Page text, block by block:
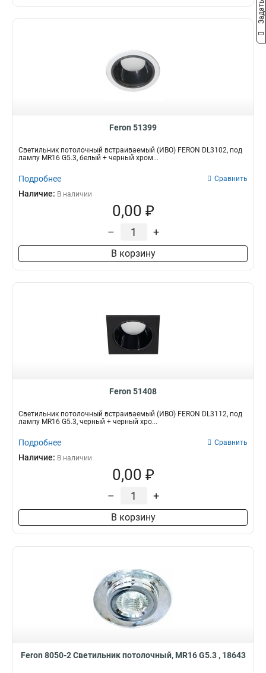
Feron 51399
Светильник потолочный встраиваемый (ИВО) FERON DL3102, под
лампу MR16 G5.3, белый + черный хром...
Подробнее Сравнить
Наличие: В наличии
0,00 ₽
– +
В корзину
Feron 51408
Светильник потолочный встраиваемый (ИВО) FERON DL3112, под
лампу MR16 G5.3, черный + черный хро...
Подробнее Сравнить
Наличие: В наличии
0,00 ₽
– +
В корзину
Feron 8050-2 Светильник потолочный, MR16 G5.3 , 18643